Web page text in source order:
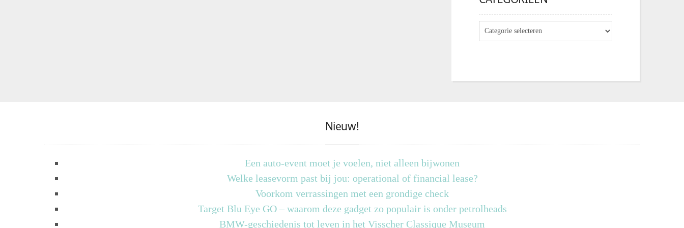
Nieuw!
Een auto-event moet je voelen, niet alleen bijwonen
Welke leasevorm past bij jou: operational of financial lease?
Voorkom verrassingen met een grondige check
Target Blu Eye GO – waarom deze gadget zo populair is onder petrolheads
BMW-geschiedenis tot leven in het Visscher Classique Museum